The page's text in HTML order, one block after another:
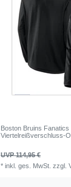
Boston Bruins Fanatics
Viertelreißverschluss-
UVP 114,95 €
*inkl. ges. MwSt. zzgl.